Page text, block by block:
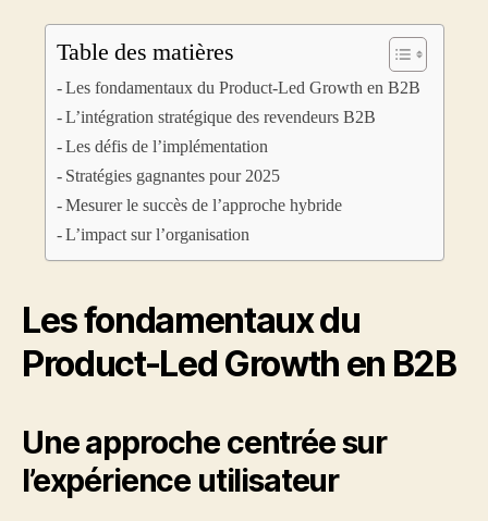
Table des matières
Les fondamentaux du Product-Led Growth en B2B
L’intégration stratégique des revendeurs B2B
Les défis de l’implémentation
Stratégies gagnantes pour 2025
Mesurer le succès de l’approche hybride
L’impact sur l’organisation
Les fondamentaux du
Product-Led Growth en B2B
Une approche centrée sur
l’expérience utilisateur